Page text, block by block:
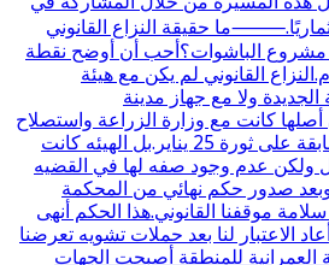
حقيقة النزاع القانوني
مشروع الباشوات؟أحب أن أوضح نقطة
القانوني لم يكن مع هيئة
الجديدة ولا مع جهاز مدينة
كانت مع وزارة الزراعة واستصلاح
الأراضي في فترة سابقة على ثورة 25 يناير.بل الهيئه كانت
ولكن عدم وجود صفه لها في القضيه
صدور حكم نهائي من المحكمة
سلامة موقفنا القانوني.هذا الحكم أنهى
الاعتبار لنا بعد حملات تشويه تعرضنا
العمرانية للمنطقة أصبحت الجهات